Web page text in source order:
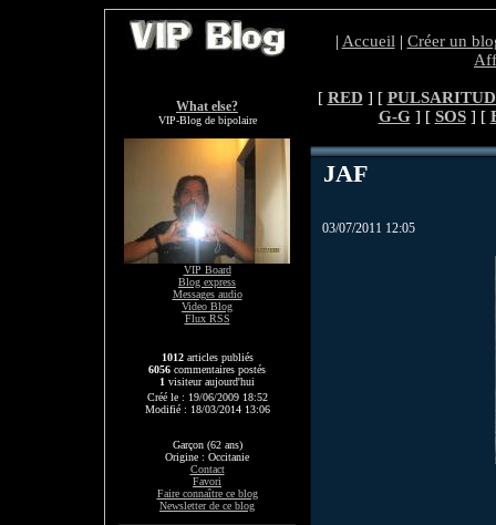
What else?
VIP-Blog de bipolaire
VIP Board
Blog express
Messages audio
Video Blog
Flux RSS
1012articles publiés
6056 commentaires postés
1 visiteur aujourd'hui
Créé le : 19/06/2009 18:52
Modifié : 18/03/2014 13:06
Garçon (62 ans)
Origine : Occitanie
Contact
Favori
Faire connaître ce blog
Newsletter de ce blog
| Accueil | Créer un
[ RED ] [
G-G] [ SOS] [
JAF
03/07/2011 12:05